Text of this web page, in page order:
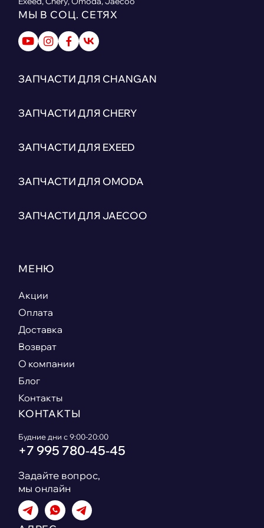
МЫ В СОЦ. СЕТЯХ
ЗАПЧАСТИ ДЛЯ CHANGAN
ЗАПЧАСТИ ДЛЯ CHERY
ЗАПЧАСТИ ДЛЯ EXEED
ЗАПЧАСТИ ДЛЯ OMODA
ЗАПЧАСТИ ДЛЯ JAECOO
МЕНЮ
Акции
Оплата
Доставка
Возврат
О компании
Блог
Контакты
КОНТАКТЫ
Будние дни с 9:00-20:00
+7 995 780‑45‑45
Задайте вопрос,
мы онлайн